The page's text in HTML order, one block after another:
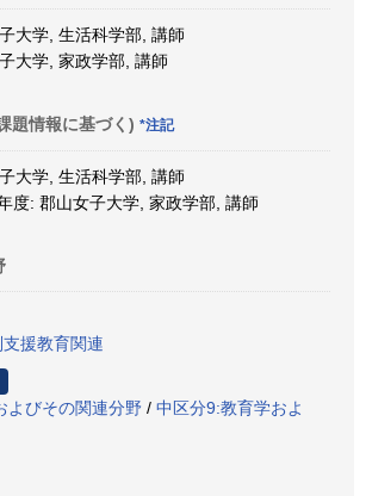
大学, 生活科学部, 講師
大学, 家政学部, 講師
題情報に基づく) *注記
大学, 生活科学部, 講師
度: 郡山女子大学, 家政学部, 講師
援教育関連
よびその関連分野 / 中区分9:教育学およ